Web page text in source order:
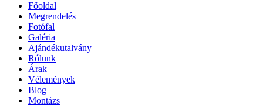
Főoldal
Megrendelés
Fotófal
Galéria
Ajándékutalvány
Rólunk
Árak
Vélemények
Blog
Montázs